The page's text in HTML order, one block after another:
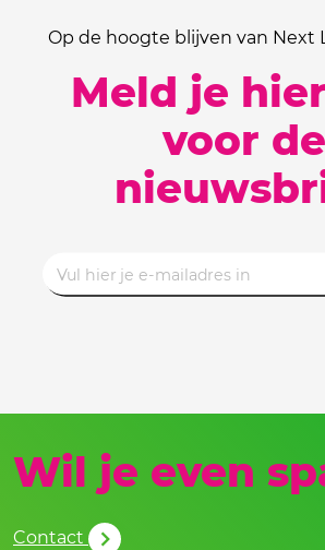
Op de hoogte blijven van Next
Meld je
voor de
Wil je even
Contact